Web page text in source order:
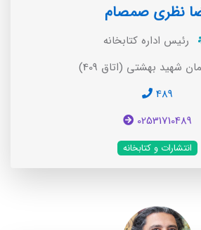
نظری صمصام
رئیس اداره کتابخانه
شهید بهشتی (اتاق 409)
489
02531710489
انتشارات و کتابخانه